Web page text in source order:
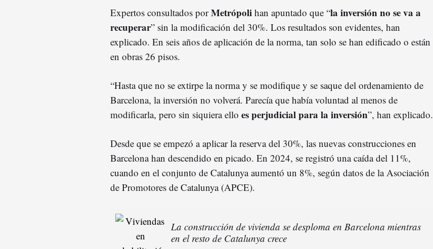
Expertos consultados porMetrópoli han apuntado que “la inversión no se va a
recuperar” sin la modificación del 30%. Los resultados son evidentes, han
explicado. En seis años de aplicación de la norma, tan solo se han edificado o están
en obras 26 pisos.
“Hasta que no se extirpe la norma y se modifique y se saque del ordenamiento de
Barcelona, la inversión no volverá. Parecía que había voluntad al menos de
modificarla, pero sin siquiera ello es perjudicial para la inversión”, han explicado.
Desde que se empezó a aplicar la reserva del 30%, las nuevas construcciones en
Barcelona han descendido en picado. En 2024, se registró una caída del 11%,
cuando en el conjunto de Catalunya aumentó un 8%, según datos de la Asociación
de Promotores de Catalunya (APCE).
La construcción de vivienda se desploma en Barcelona mientras
en el resto de Catalunya crece